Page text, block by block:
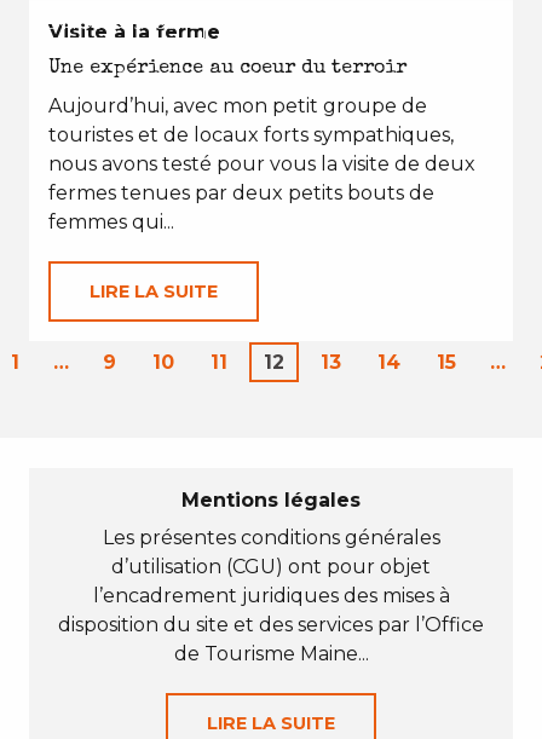
EN TOUTES SAISONS
Visite à la ferme
Une expérience au coeur du terroir
Aujourd’hui, avec mon petit groupe de
touristes et de locaux forts sympathiques,
nous avons testé pour vous la visite de deux
fermes tenues par deux petits bouts de
femmes qui...
LIRE LA SUITE
1 … 9 10 11 12 13 14 15 …
Mentions légales
Les présentes conditions générales
d’utilisation (CGU) ont pour objet
l’encadrement juridiques des mises à
disposition du site et des services par l’Office
de Tourisme Maine...
LIRE LA SUITE